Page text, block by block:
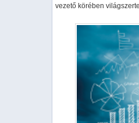
vezető körében